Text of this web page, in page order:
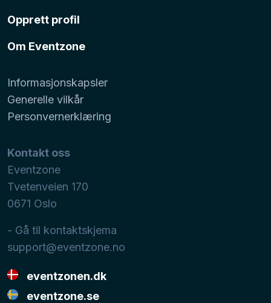
Opprett profil
Om Eventzone
Informasjonskapsler
Generelle vilkår
Personvernerklæring
Kontakt oss
Eventzone
Tvetenveien 170
0671 Oslo
- Gå til kontaktskjema
support@eventzone.no
eventzonen.dk
eventzone.se